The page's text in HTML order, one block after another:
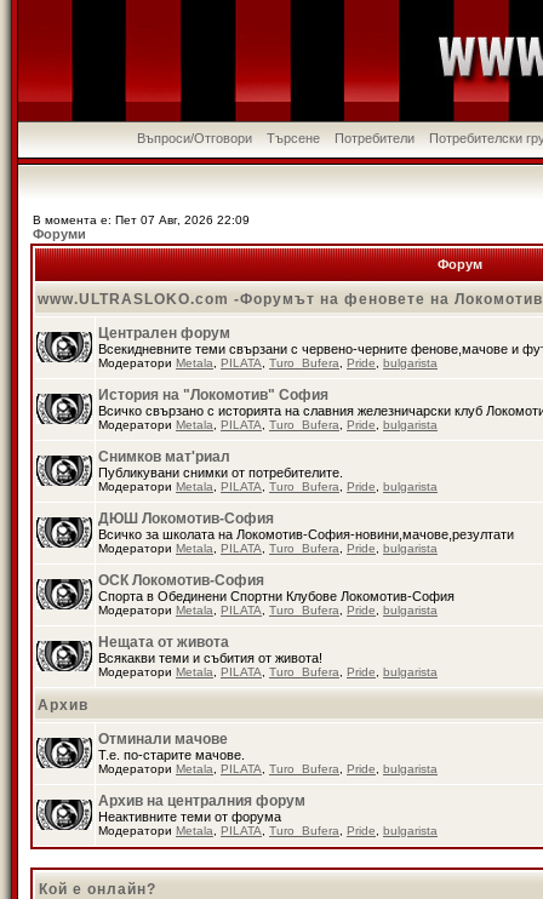
Въпроси/Отговори Търсене Потребители Потребителски
В момента е: Пет 07 Авг, 2026 22:09
Форуми
Форум
www.ULTRASLOKO.com -Форумът на феновете на
Централен форум
Всекидневните теми свързани с червено-черните фенове,мачове и
Модератори Metala PILATA Turo_Bufera Pride bulgarista
История на "Локомотив" София
Всичко свързано с историята на славния железничарски клуб
Модератори Metala PILATA Turo_Bufera Pride bulgarista
Снимков мат'риал
Публикувани снимки от потребителите.
Модератори Metala PILATA Turo_Bufera Pride bulgarista
ДЮШ Локомотив-София
Всичко за школата на Локомотив-София-новини,мачове,резултати
Модератори Metala PILATA Turo_Bufera Pride bulgarista
ОСК Локомотив-София
Спорта в Обединени Спортни Клубове Локомотив-София
Модератори Metala PILATA Turo_Bufera Pride bulgarista
Нещата от живота
Всякакви теми и събития от живота!
Модератори Metala PILATA Turo_Bufera Pride bulgarista
Архив
Отминали мачове
Т.е. по-старите мачове.
Модератори Metala PILATA Turo_Bufera Pride bulgarista
Архив на централния форум
Неактивните теми от форума
Модератори Metala PILATA Turo_Bufera Pride bulgarista
Кой е онлайн?